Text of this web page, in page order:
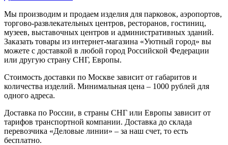
Мы производим и продаем изделия для парковок, аэропортов,
торгово-развлекательных центров, ресторанов, гостиниц,
музеев, выставочных центров и административных зданий.
Заказать товары из интернет-магазина «Уютный город» вы
можете с доставкой в любой город Российской Федерации
или другую страну СНГ, Европы.
Стоимость доставки по Москве зависит от габаритов и
количества изделий. Минимальная цена – 1000 рублей для
одного адреса.
Доставка по России, в страны СНГ или Европы зависит от
тарифов транспортной компании. Доставка до склада
перевозчика «Деловые линии» – за наш счет, то есть
бесплатно.